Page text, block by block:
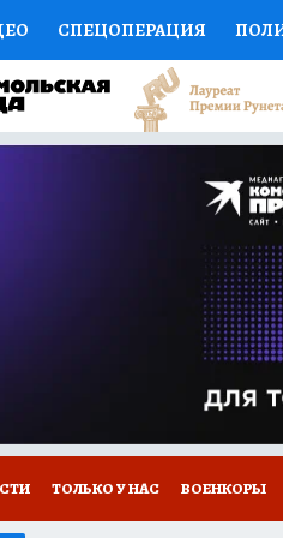
СПЕЦОПЕРАЦИЯ
НАУКА СПОРТ
ДОКТОР
ПРОГНОЗЫ НА СПОРТ
НОВОЕ
ТОЛЬКО У НАС ВОЕНКОРЫ